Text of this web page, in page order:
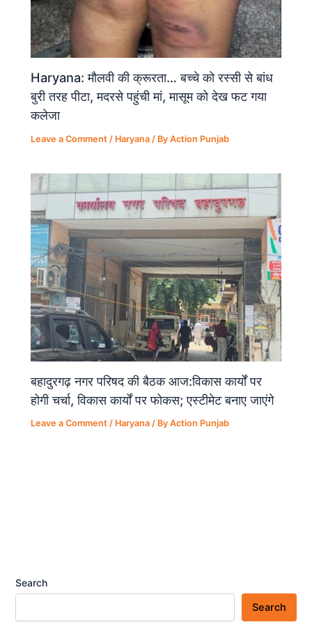
Haryana: मौलवी की क्रूरता… बच्चे को रस्सी से बांध
बुरी तरह पीटा, मदरसे पहुंची मां, मासूम को देख फट गया
कलेजा
Leave a Comment / Haryana / ByAction Punjab
बहादुरगढ़ नगर परिषद की बैठक आज:विकास कार्यों पर
होगी चर्चा, विकास कार्यों पर फोकस; एस्टीमेट बनाए जाएंगे
Leave a Comment / Haryana / ByAction Punjab
Search
Search